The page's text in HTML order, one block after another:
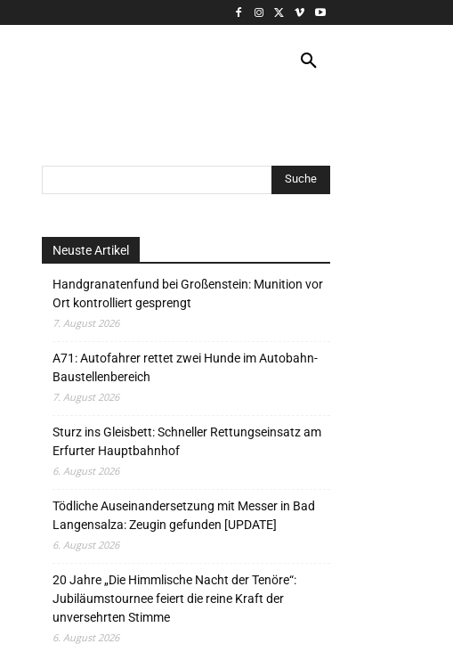
Neuste Artikel
Handgranatenfund bei Großenstein: Munition vor
Ort kontrolliert gesprengt
7. August 2026
A71: Autofahrer rettet zwei Hunde im Autobahn-
Baustellenbereich
7. August 2026
Sturz ins Gleisbett: Schneller Rettungseinsatz am
Erfurter Hauptbahnhof
6. August 2026
Tödliche Auseinandersetzung mit Messer in Bad
Langensalza: Zeugin gefunden [UPDATE]
6. August 2026
20 Jahre „Die Himmlische Nacht der Tenöre“:
Jubiläumstournee feiert die reine Kraft der
unversehrten Stimme
6. August 2026